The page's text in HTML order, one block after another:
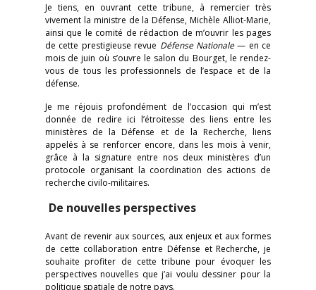
Je tiens, en ouvrant cette tribune, à remercier très
vivement la ministre de la Défense, Michèle Alliot-Marie,
ainsi que le comité de rédaction de m’ouvrir les pages
de cette prestigieuse revue Défense Nationale— en ce
mois de juin où s’ouvre le salon du Bourget, le rendez-
vous de tous les professionnels de l’espace et de la
défense.
Je me réjouis profondément de l’occasion qui m’est
donnée de redire ici l’étroitesse des liens entre les
ministères de la Défense et de la Recherche, liens
appelés à se renforcer encore, dans les mois à venir,
grâce à la signature entre nos deux ministères d’un
protocole organisant la coordination des actions de
recherche civilo-militaires.
De nouvelles perspectives
Avant de revenir aux sources, aux enjeux et aux formes
de cette collaboration entre Défense et Recherche, je
souhaite profiter de cette tribune pour évoquer les
perspectives nouvelles que j’ai voulu dessiner pour la
politique spatiale de notre pays.